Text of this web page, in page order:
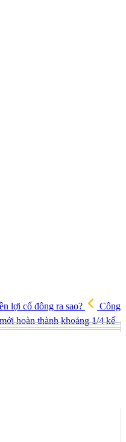
lợi cổ đông ra sao?
Công
hoàn thành khoảng 1/4 kế